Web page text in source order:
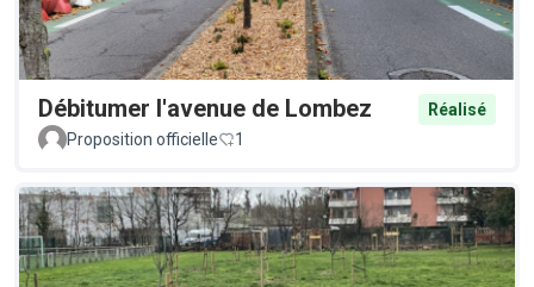
Débitumer l'avenue de Lombez
Réalisé
Proposition officielle
1